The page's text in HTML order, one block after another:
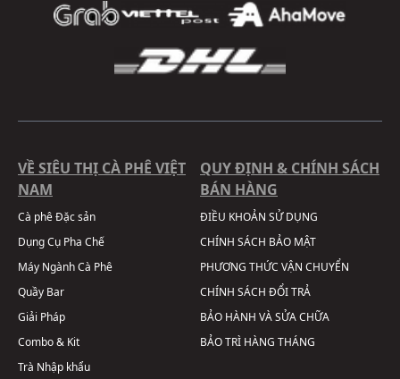
VỀ SIÊU THỊ CÀ PHÊ VIỆT
NAM
Cà phê Đặc sản
Dụng Cụ Pha Chế
Máy Ngành Cà Phê
Quầy Bar
Giải Pháp
Combo & Kit
Trà Nhập khẩu
QUY ĐỊNH & CHÍNH SÁCH
BÁN HÀNG
ĐIỀU KHOẢN SỬ DỤNG
CHÍNH SÁCH BẢO MẬT
PHƯƠNG THỨC VẬN CHUYỂN
CHÍNH SÁCH ĐỔI TRẢ
BẢO HÀNH VÀ SỬA CHỮA
BẢO TRÌ HÀNG THÁNG